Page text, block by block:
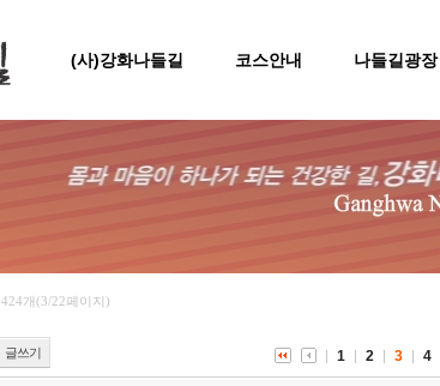
(사)강화나들길 코스안내 나들길광장
424개(3/22페이지)
글쓰기 1 2 3 4